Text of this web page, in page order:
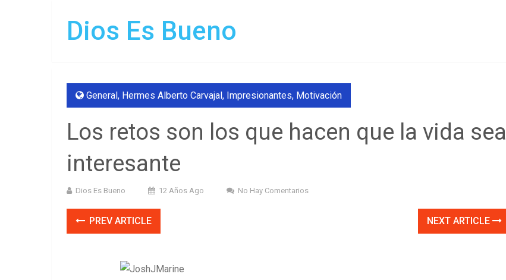
Dios Es Bueno
General, Hermes Alberto Carvajal, Impresionantes, Motivación
Los retos son los que hacen que la vida sea
interesante
Dios Es Bueno 12 Años Ago No Hay Comentarios
PREV ARTICLE NEXT ARTICLE